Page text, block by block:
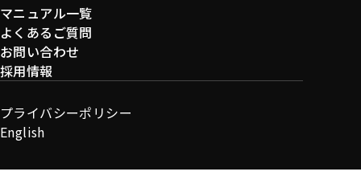
マニュアル一覧
よくあるご質問
お問い合わせ
採用情報
プライバシーポリシー
English